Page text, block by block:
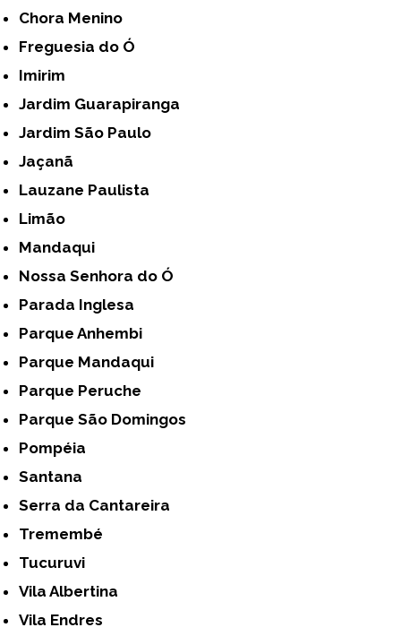
Chora Menino
Freguesia do Ó
Imirim
Jardim Guarapiranga
Jardim São Paulo
Jaçanã
Lauzane Paulista
Limão
Mandaqui
Nossa Senhora do Ó
Parada Inglesa
Parque Anhembi
Parque Mandaqui
Parque Peruche
Parque São Domingos
Pompéia
Santana
Serra da Cantareira
Tremembé
Tucuruvi
Vila Albertina
Vila Endres